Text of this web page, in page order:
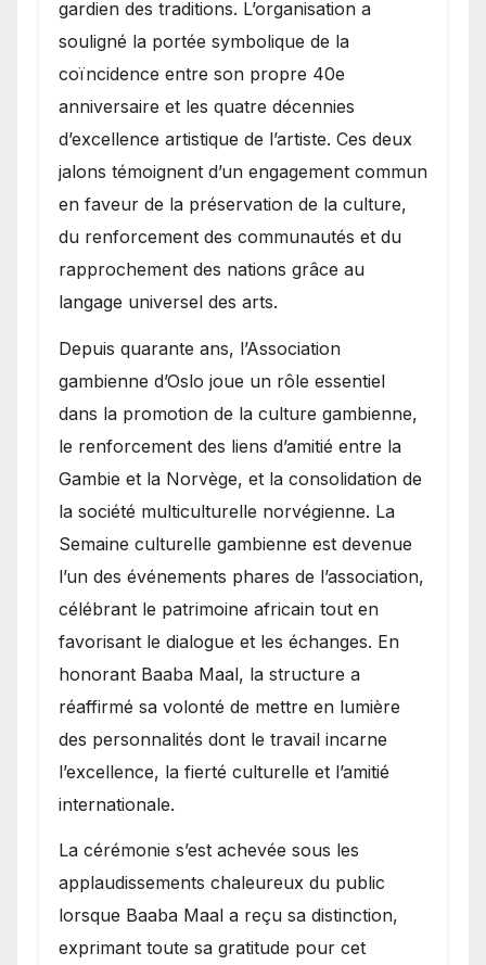
gardien des traditions. L’organisation a
souligné la portée symbolique de la
coïncidence entre son propre 40e
anniversaire et les quatre décennies
d’excellence artistique de l’artiste. Ces deux
jalons témoignent d’un engagement commun
en faveur de la préservation de la culture,
du renforcement des communautés et du
rapprochement des nations grâce au
langage universel des arts.
​Depuis quarante ans, l’Association
gambienne d’Oslo joue un rôle essentiel
dans la promotion de la culture gambienne,
le renforcement des liens d’amitié entre la
Gambie et la Norvège, et la consolidation de
la société multiculturelle norvégienne. La
Semaine culturelle gambienne est devenue
l’un des événements phares de l’association,
célébrant le patrimoine africain tout en
favorisant le dialogue et les échanges. En
honorant Baaba Maal, la structure a
réaffirmé sa volonté de mettre en lumière
des personnalités dont le travail incarne
l’excellence, la fierté culturelle et l’amitié
internationale.
​La cérémonie s’est achevée sous les
applaudissements chaleureux du public
lorsque Baaba Maal a reçu sa distinction,
exprimant toute sa gratitude pour cet